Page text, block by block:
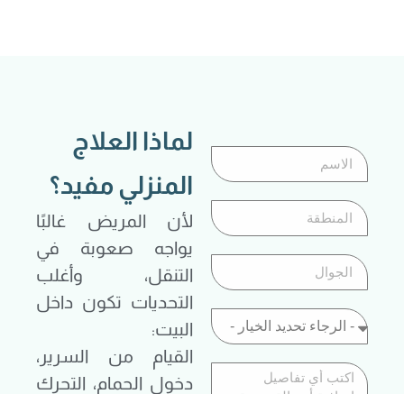
لماذا العلاج
المنزلي مفيد؟
لأن المريض غالبًا
يواجه صعوبة في
التنقل، وأغلب
التحديات تكون داخل
البيت:
القيام من السرير،
دخول الحمام، التحرك